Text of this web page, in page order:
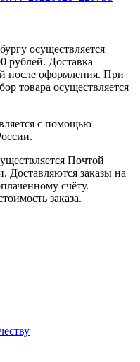
осуществляется
рублей. Доставка
после оформления. При
товара осуществляется
с помощью
Почтой
Доставляются заказы на
счёту.
заказа.